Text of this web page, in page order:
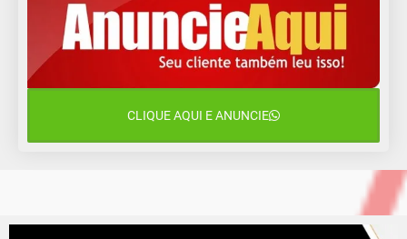
11 de agosto
Terça-Feira
Quarta-Feira
CLIQUE AQUI E ANUNCIE